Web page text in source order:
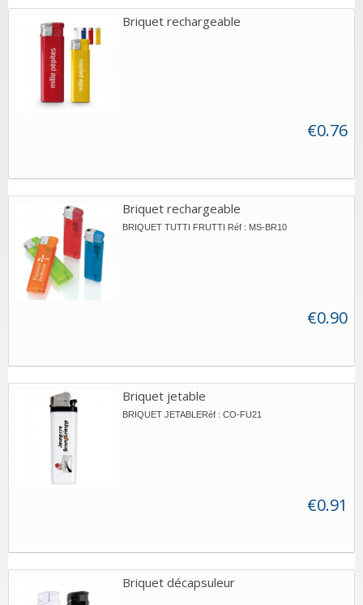
Briquet rechargeable
€0.76
Briquet rechargeable
BRIQUET TUTTI FRUTTI Réf : MS-BR10
€0.90
Briquet jetable
BRIQUET JETABLERéf : CO-FU21
€0.91
Briquet décapsuleur